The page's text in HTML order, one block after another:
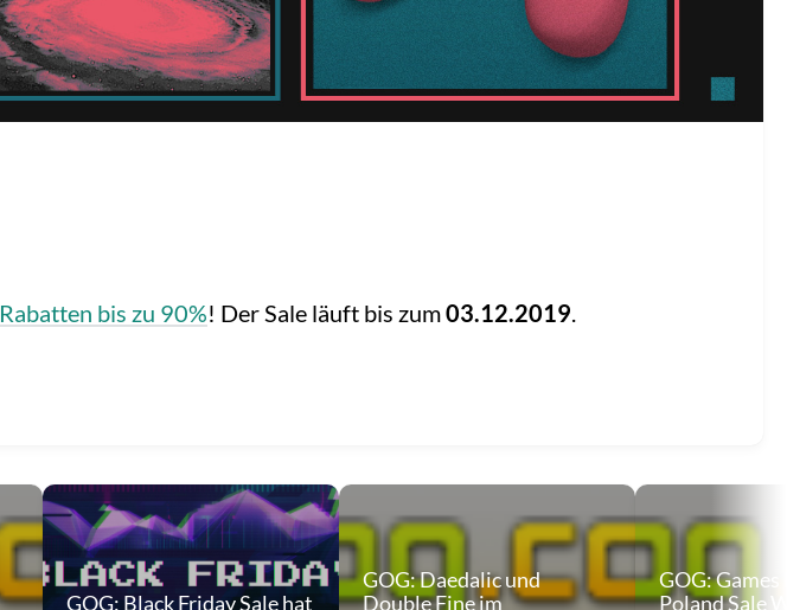
Rabatten bis zu 90%! Der Sale läuft bis zum03.12.2019.
GOG: Black Friday Sale hat
GOG: Daedalic und
Double Fine im
GOG:
Poland Sale